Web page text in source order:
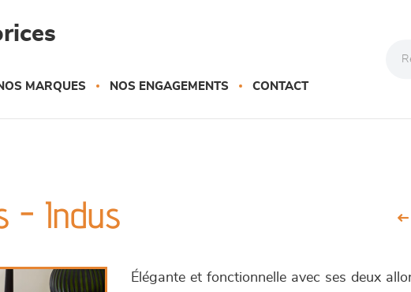
MARQUES NOS ENGAGEMENTS CONTACT
- Indus
Élégante et fonctionnelle avec ses deux